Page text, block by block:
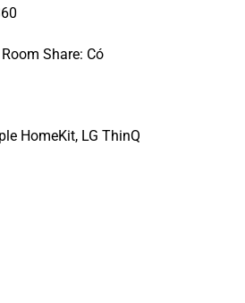
Share: Có
HomeKit, LG ThinQ